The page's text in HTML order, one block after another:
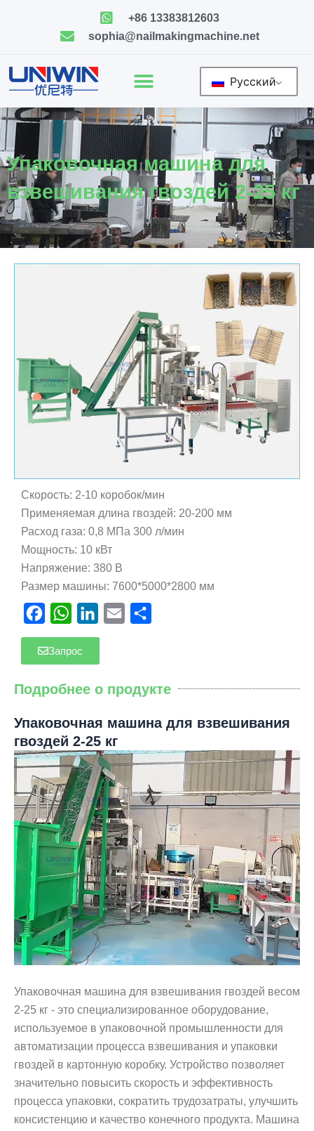
+86 13383812603
sophia@nailmakingmachine.net
Русский
Упаковочная машина для
взвешивания гвоздей 2-25 кг
Скорость: 2-10 коробок/мин
Применяемая длина гвоздей: 20-200 мм
Расход газа: 0,8 МПа 300 л/мин
Мощность: 10 кВт
Напряжение: 380 В
Размер машины: 7600*5000*2800 мм
FacebookWhatsAppLinkedIn
Email
Запрос
Подробнее о продукте
Упаковочная машина для взвешивания
гвоздей 2-25 кг
Упаковочная машина для взвешивания гвоздей весом
2-25 кг - это специализированное оборудование,
используемое в упаковочной промышленности для
автоматизации процесса взвешивания и упаковки
гвоздей в картонную коробку. Устройство позволяет
значительно повысить скорость и эффективность
процесса упаковки, сократить трудозатраты, улучшить
консистенцию и качество конечного продукта. Машина